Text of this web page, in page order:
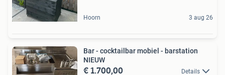
Hoorn 3 aug 26
Bar - cocktailbar mobiel - barstation
NIEUW
€ 1.700,00 Details